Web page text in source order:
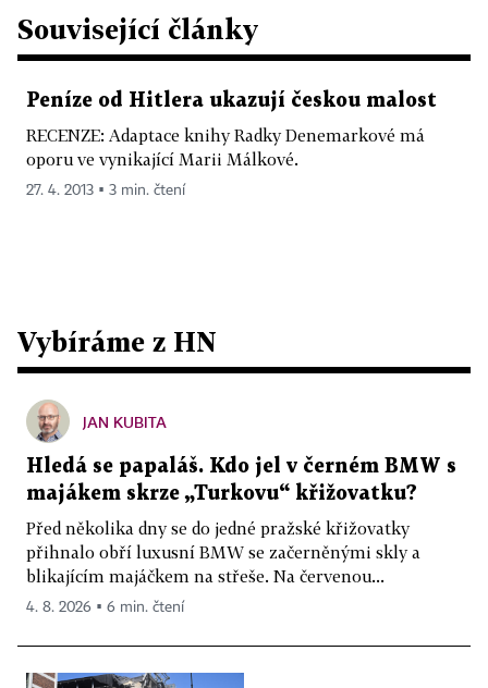
Související články
Peníze od Hitlera ukazují českou malost
RECENZE: Adaptace knihy Radky Denemarkové má
oporu ve vynikající Marii Málkové.
27. 4. 2013 ▪ 3 min. čtení
Vybíráme z HN
JAN KUBITA
Hledá se papaláš. Kdo jel v černém BMW s
majákem skrze „Turkovu“ křižovatku?
Před několika dny se do jedné pražské křižovatky
přihnalo obří luxusní BMW se začerněnými skly a
blikajícím majáčkem na střeše. Na červenou...
4. 8. 2026 ▪ 6 min. čtení